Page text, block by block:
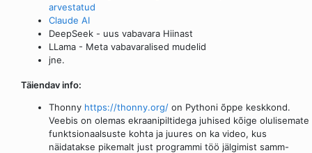
arvestatud
Claude AI
DeepSeek - uus vabavara Hiinast
LLama - Meta vabavaralised mudelid
jne.
Täiendav info:
Thonny https://thonny.org/ on Pythoni õppe keskkond.
Veebis on olemas ekraanipiltidega juhised kõige olulisemate
funktsionaalsuste kohta ja juures on ka video, kus
näidatakse pikemalt just programmi töö jälgimist samm-